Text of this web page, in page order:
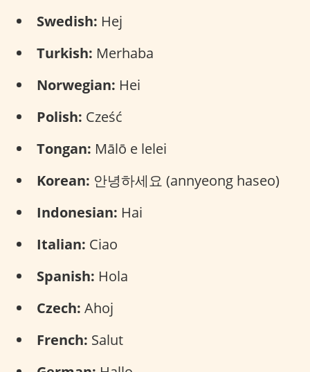
Swedish: Hej
Turkish: Merhaba
Norwegian: Hei
Polish: Cześć
Tongan: Mālō e lelei
Korean: 안녕하세요 (annyeong haseo)
Indonesian: Hai
Italian: Ciao
Spanish: Hola
Czech: Ahoj
French: Salut